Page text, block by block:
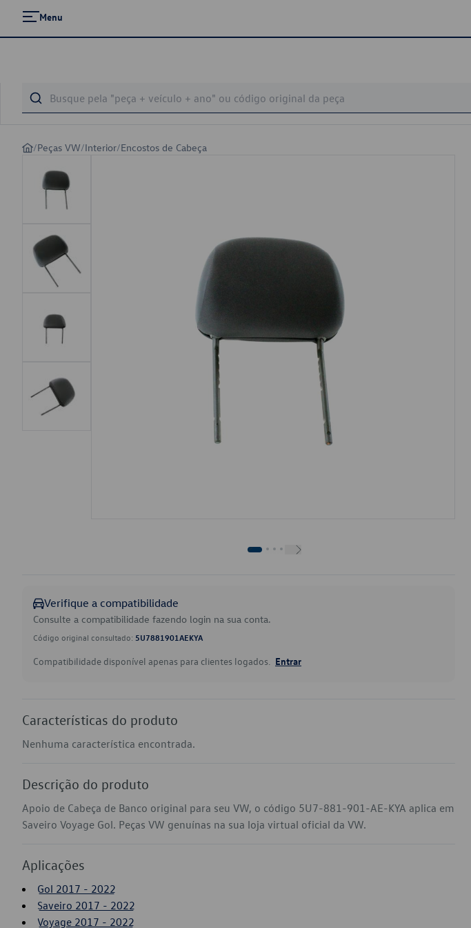
Menu
/Peças VW/Interior/Encostos de Cabeça
Verifique a compatibilidade
Consulte a compatibilidade fazendo login na sua conta.
Código original consultado: 5U7881901AEKYA
Compatibilidade disponível apenas para clientes logados. Entrar
Características do produto
Nenhuma característica encontrada.
Descrição do produto
Apoio de Cabeça de Banco original para seu VW, o código 5U7-881-901-AE-KYA aplica em
Saveiro Voyage Gol. Peças VW genuínas na sua loja virtual oficial da VW.
Aplicações
Gol 2017 - 2022
Saveiro 2017 - 2022
Voyage 2017 - 2022